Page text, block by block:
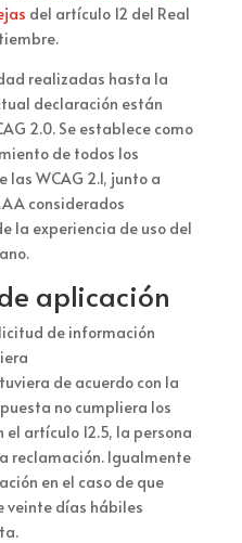
del artículo 12 del Real
realizadas hasta la
declaración están
2.0. Se establece como
de todos los
WCAG 2.1, junto a
considerados
la experiencia de uso del
aplicación
de información
de acuerdo con la
no cumpliera los
artículo 12.5, la persona
reclamación. Igualmente
en el caso de que
veinte días hábiles
.